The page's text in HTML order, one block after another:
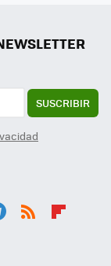
SUSCRIBIR